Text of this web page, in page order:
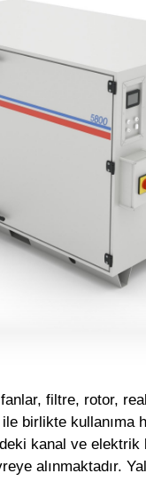
fanlar, filtre, rotor,
birlikte kullanıma
kanal ve elektrik
alınmaktadır.